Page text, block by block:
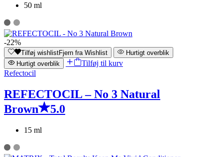
50 ml
-22%
Tilføj wishlistFjern fra Wishlist
Hurtigt overblik
Hurtigt overblik
Tilføj til kurv
Refectocil
REFECTOCIL – No 3 Natural
Brown
5.0
15 ml